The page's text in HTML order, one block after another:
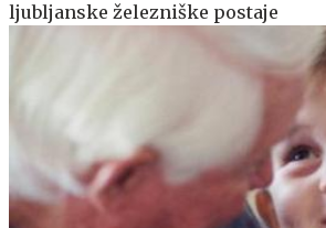
ljubljanske železniške postaje